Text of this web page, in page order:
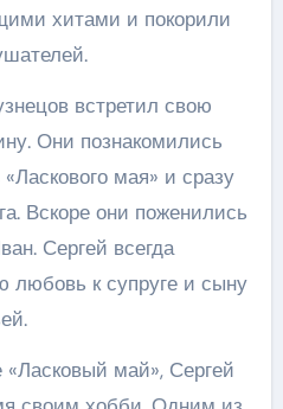
хитами и покорили
встретил свою
Они познакомились
мая» и сразу
Вскоре они поженились
Сергей всегда
любовь к супруге и сыну
май», Сергей